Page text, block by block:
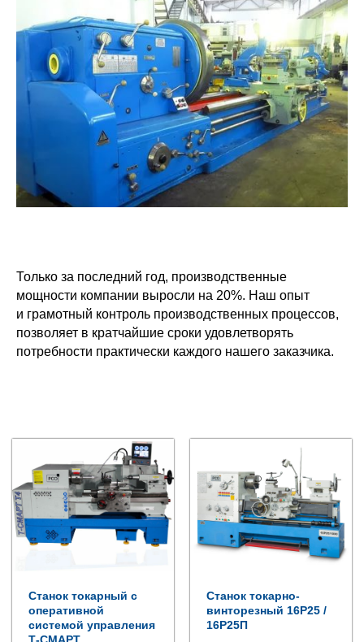
Только за последний год, производственные
мощности компании выросли на 20%. Наш опыт
и грамотный контроль производственных процессов,
позволяет в кратчайшие сроки удовлетворять
потребности практически каждого нашего заказчика.
Станок токарный с
оперативной
системой управления
Т-СМАРТ
Станок токарно-
винторезный 16Р25 /
16Р25П